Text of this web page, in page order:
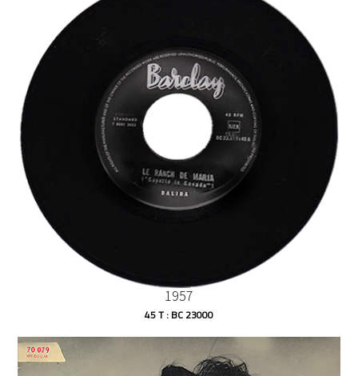
1957
45 T : BC 23000